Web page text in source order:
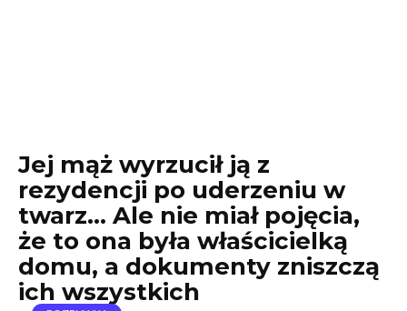
Jej mąż wyrzucił ją z
rezydencji po uderzeniu w
twarz… Ale nie miał pojęcia,
że to ona była właścicielką
domu, a dokumenty zniszczą
ich wszystkich